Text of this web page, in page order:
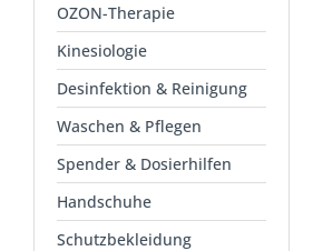
OZON-Therapie
Kinesiologie
Desinfektion & Reinigung
Waschen & Pflegen
Spender & Dosierhilfen
Handschuhe
Schutzbekleidung